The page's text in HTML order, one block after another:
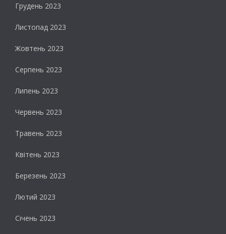
Грудень 2023
Листопад 2023
Жовтень 2023
Серпень 2023
Липень 2023
Червень 2023
Травень 2023
Квітень 2023
Березень 2023
Лютий 2023
Січень 2023